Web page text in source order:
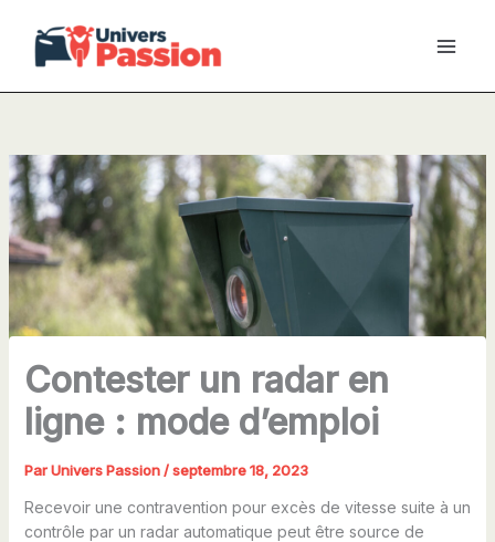
contenu
Contester un radar en
ligne : mode d’emploi
ParUnivers Passion/septembre 18, 2023
Recevoir une contravention pour excès de vitesse suite à un
contrôle par un radar automatique peut être source de